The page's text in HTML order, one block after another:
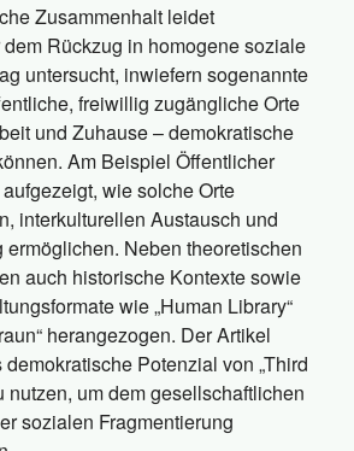
Zusammenhalt leidet
Rückzug in homogene soziale
untersucht, inwiefern sogenannte
freiwillig zugängliche Orte
und Zuhause – demokratische
Am Beispiel Öffentlicher
wie solche Orte
interkulturellen Austausch und
Neben theoretischen
auch historische Kontexte sowie
wie „Human Library“
herangezogen. Der Artikel
Potenzial von „Third
nutzen, um dem gesellschaftlichen
sozialen Fragmentierung